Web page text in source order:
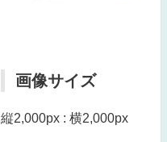
画像サイズ
縦2,000px : 横2,000px